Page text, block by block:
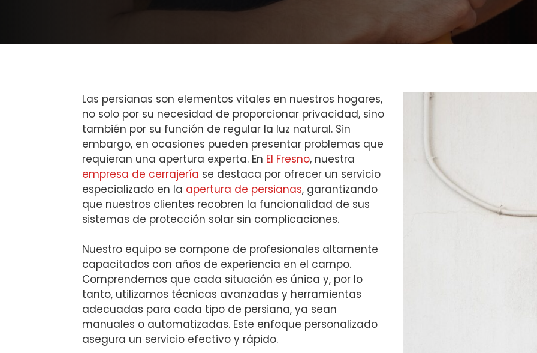
Las persianas son elementos vitales en nuestros hogares,
no solo por su necesidad de proporcionar privacidad, sino
también por su función de regular la luz natural. Sin
embargo, en ocasiones pueden presentar problemas que
requieran una apertura experta. En El Fresno, nuestra
empresa de cerrajería se destaca por ofrecer un servicio
especializado en la apertura de persianas, garantizando
que nuestros clientes recobren la funcionalidad de sus
sistemas de protección solar sin complicaciones.
Nuestro equipo se compone de profesionales altamente
capacitados con años de experiencia en el campo.
Comprendemos que cada situación es única y, por lo
tanto, utilizamos técnicas avanzadas y herramientas
adecuadas para cada tipo de persiana, ya sean
manuales o automatizadas. Este enfoque personalizado
asegura un servicio efectivo y rápido.